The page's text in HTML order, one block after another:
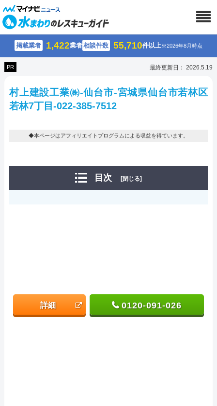
掲載業者 1,422業者相談件数 55,710件以上※2026年8月時点
PR 最終更新日： 2026.5.19
村上建設工業㈱-仙台市-宮城県仙台市若林区
若林7丁目-022-385-7512
◆本ページはアフィリエイトプログラムによる収益を得ています。
目次 [閉じる]
詳細 0120-091-026